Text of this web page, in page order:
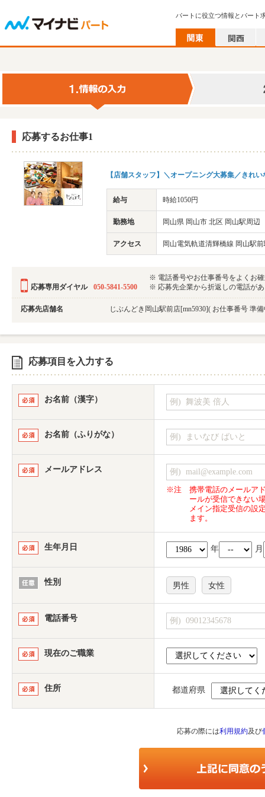
パートに役立つ情報とパート
応募するお仕事1
【店舗スタッフ】＼オープニング大募集／きれ
給与 時給1050円
勤務地 岡山県 岡山市 北区 岡山駅周辺
アクセス 岡山電気軌道清輝橋線 岡山駅
応募専用ダイヤル 050-5841-5500
※ 電話番号やお仕事番号をよくお
※ 応募先企業から折返しの電話が
応募先店舗名 じぶんどき岡山駅前店[mn5930]( お仕事番号 準
応募項目を入力する
お名前（漢字）
お名前（ふりがな）
メールアドレス
※注
携帯電話のメールア
ールが受信できない
メイン指定受信の設
ます。
生年月日 年 月
性別 男性 女性
電話番号
現在のご職業
住所 都道府県
応募の際には利用規約及び